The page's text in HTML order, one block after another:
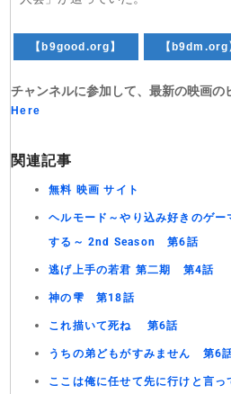
【b9good.org】 【b9dm.org
チャンネルに参加して、最新の映画の
Here
関連記事
無料 映画 サイト
ヘルモード～やり込み好きのゲ
する～ 2nd Season 第6話
逃げ上手の若君 第二期 第4話
神の雫 第18話
これ描いて死ね 第6話
うちの弟どもがすみません 第6
ここは俺に任せて先に行けと言